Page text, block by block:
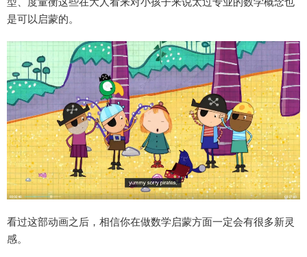
是可以启蒙的。
看过这部动画之后，相信你在做数学启蒙方面一定会有很多新灵
感。